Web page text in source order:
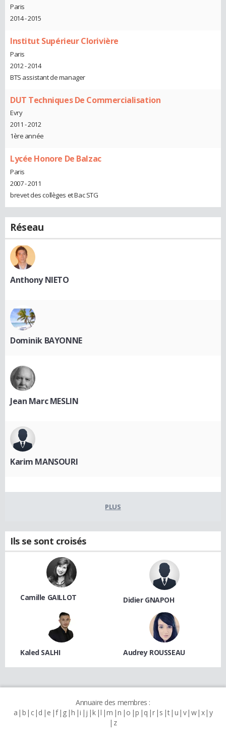
Paris
2014 - 2015
Institut Supérieur Clorivière
Paris
2012 - 2014
BTS assistant de manager
DUT Techniques De Commercialisation
Evry
2011 - 2012
1ère année
Lycée Honore De Balzac
Paris
2007 - 2011
brevet des collèges et Bac STG
Réseau
Anthony NIETO
Dominik BAYONNE
Jean Marc MESLIN
Karim MANSOURI
PLUS
Ils se sont croisés
Camille GAILLOT Didier GNAPOH
Kaled SALHI Audrey ROUSSEAU
Annuaire des membres :
a b c d e f g h i j k l m n o p q r s t u v w x y
z